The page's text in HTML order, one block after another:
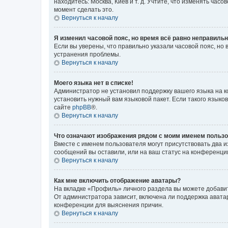
находитесь: Москва, Киев и т. д. Учтите, что изменять
момент сделать это.
Вернуться к началу
Я изменил часовой пояс, но время всё равно
Если вы уверены, что правильно указали часовой пояс,
устранения проблемы.
Вернуться к началу
Моего языка нет в списке!
Администратор не установил поддержку вашего языка
установить нужный вам языковой пакет. Если такого
сайте phpBB®.
Вернуться к началу
Что означают изображения рядом с моим именем
Вместе с именем пользователя могут присутствовать
сообщений вы оставили, или на ваш статус на
Вернуться к началу
Как мне включить отображение аватары?
На вкладке «Профиль» личного раздела вы можете
От администратора зависит, включена ли поддержка
конференции для выяснения причин.
Вернуться к началу